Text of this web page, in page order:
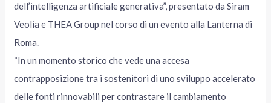
dell’intelligenza artificiale generativa”, presentato da Siram
Veolia e THEA Group nel corso di un evento alla Lanterna di
Roma.
“In un momento storico che vede una accesa
contrapposizione tra i sostenitori di uno sviluppo accelerato
delle fonti rinnovabili per contrastare il cambiamento